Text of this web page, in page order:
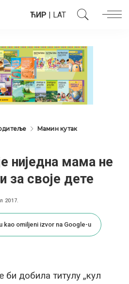
ЋИР | LAT
Мамин кутак
ниједна мама не
за своје дете
2017.
kao omiljeni izvor na Google-u
добила титулу „кул